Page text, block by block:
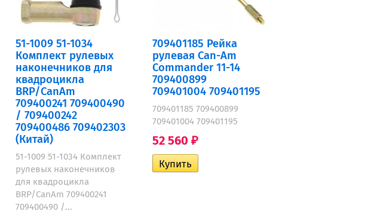
51-1009 51-1034
Комплект рулевых
наконечников для
квадроцикла
BRP/CanAm
709400241 709400490
/ 709400242
709400486 709402303
(Китай)
51-1009 51-1034 Комплект
рулевых наконечников
для квадроцикла
BRP/CanAm 709400241
709400490 /...
709401185 Рейка
рулевая Can-Am
Commander 11-14
709400899
709401004 709401195
709401185 709400899
709401004 709401195
52 560 ₽